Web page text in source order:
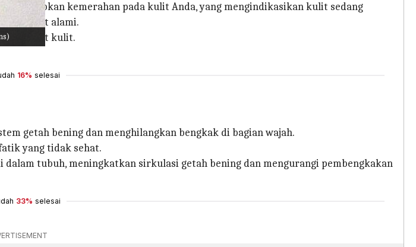
kemerahan pada kulit Anda, yang mengindikasikan kulit sedang
kulit alami.
merawat kulit.
16% selesai
getah bening dan menghilangkan bengkak di bagian wajah.
yang tidak sehat.
tubuh, meningkatkan sirkulasi getah bening dan mengurangi pembengkakan
33% selesai